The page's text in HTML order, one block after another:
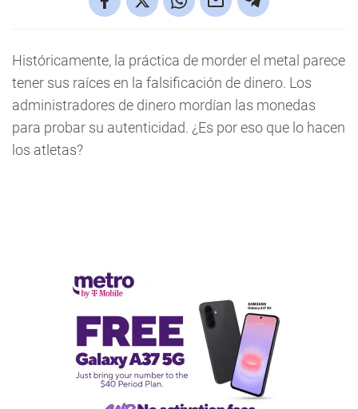
Históricamente, la práctica de morder el metal parece
tener sus raíces en la falsificación de dinero. Los
administradores de dinero mordían las monedas
para probar su autenticidad. ¿Es por eso que lo hacen
los atletas?